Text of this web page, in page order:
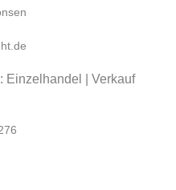
Einzelhandel | Verkauf